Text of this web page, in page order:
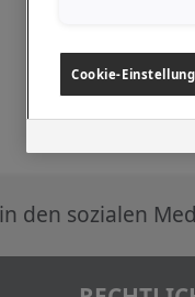
den sozialen
Cookie-